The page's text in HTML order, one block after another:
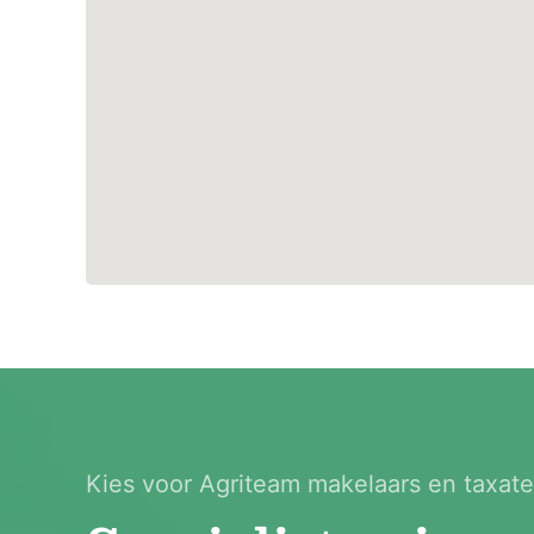
Kies voor Agriteam makelaars en